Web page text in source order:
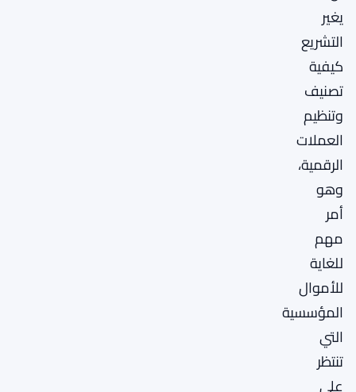
يغير
التشريع
كيفية
تصنيف
وتنظيم
العملات
الرقمية،
وهو
أمر
مهم
للغاية
للأموال
المؤسسية
التي
تنتظر
على